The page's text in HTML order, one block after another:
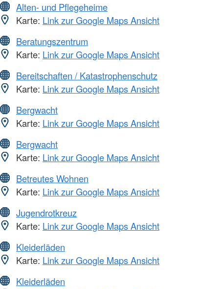
Alten- und Pflegeheime
Karte: Link zur Google Maps Ansicht
Beratungszentrum
Karte: Link zur Google Maps Ansicht
Bereitschaften / Katastrophenschutz
Karte: Link zur Google Maps Ansicht
Bergwacht
Karte: Link zur Google Maps Ansicht
Bergwacht
Karte: Link zur Google Maps Ansicht
Betreutes Wohnen
Karte: Link zur Google Maps Ansicht
Jugendrotkreuz
Karte: Link zur Google Maps Ansicht
Kleiderläden
Karte: Link zur Google Maps Ansicht
Kleiderläden